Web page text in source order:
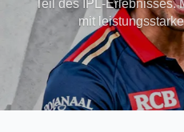
Cricket
Jersey
Teil des IPL-Erlebnisses.
mit
Fotoaufforderungen
Trikotbilder, filmische
Fanposter erstellen -
erforderlich. Ganz
Cricket-KI-Fotogenerator,